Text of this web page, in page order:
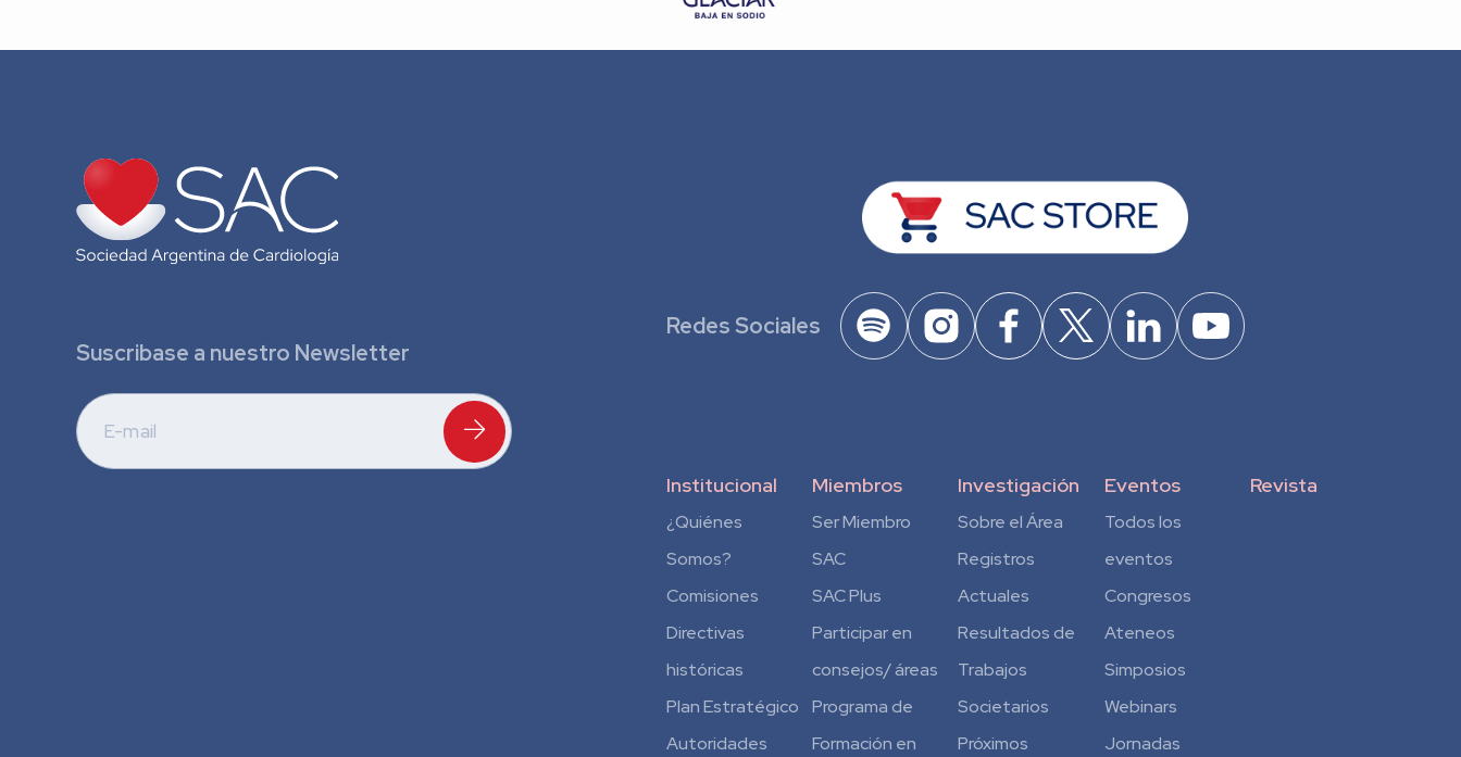
Suscribase a nuestro Newsletter
Redes Sociales
Institucional
¿Quiénes
Somos?
Comisiones
Directivas
históricas
Plan Estratégico
Autoridades
Miembros
Ser Miembro
SAC
SAC Plus
Participar en
consejos/ áreas
Programa de
Formación en
Investigación
Sobre el Área
Registros
Actuales
Resultados de
Trabajos
Societarios
Próximos
Eventos
Todos los
eventos
Congresos
Ateneos
Simposios
Webinars
Jornadas
Revista